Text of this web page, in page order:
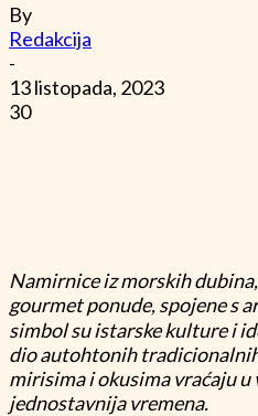
By
Redakcija
-
13 listopada, 2023
30
Namirnice iz morskih
gourmet ponude, spojene s
simbol su istarske kulture i
dio autohtonih
mirisima i okusima vraćaju u
jednostavnija vremena.